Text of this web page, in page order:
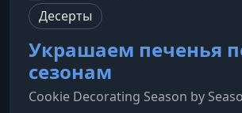
Десерты
Украшаем печенья
сезонам
Cookie Decorating Season by